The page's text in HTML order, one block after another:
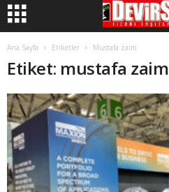
Ana Sayfa Etiketler Mustafa zaim
Etiket: mustafa zaim